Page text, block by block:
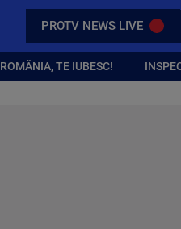
PROTV NEWS LIVE
ROMÂNIA, TE IUBESC!